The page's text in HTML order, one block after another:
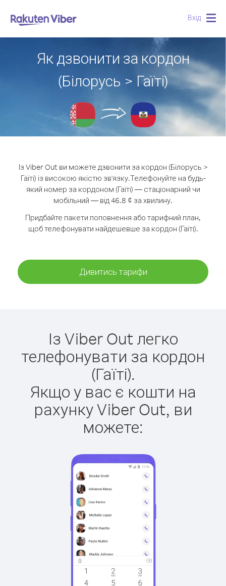
Вхід
Як дзвонити за кордон
(Білорусь > Гаїті)
Із Viber Out ви можете дзвонити за кордон (Білорусь >
Гаїті) із високою якістю зв'язку.Телефонуйте на будь-
який номер за кордоном (Гаїті) — стаціонарний чи
мобільний — від 46.8 ¢ за хвилину.
Придбайте пакети поповнення або тарифний план,
щоб телефонувати найдешевше за кордон (Гаїті).
Дивитись тарифи
Із Viber Out легко
телефонувати за кордон
(Гаїті).
Якщо у вас є кошти на
рахунку Viber Out, ви
можете: